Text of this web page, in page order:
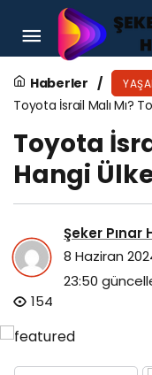
Haberler
Toyota İsrail Malı Mı?
Toyota
Hangi
Şeker Pınar
8 Haziran
23:50
154
4 Yaşlı Araplar
Yıldızlar